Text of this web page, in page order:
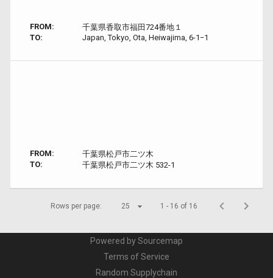
FROM:
千葉県香取市福田724番地１
TO:
Japan, Tokyo, Ota, Heiwajima, 6-1−1
FROM:
千葉県松戸市二ツ木
TO:
千葉県松戸市二ツ木 532-1
Rows per page: 25 1 - 16 of 16
Powered by Sourcemap
Terms of Service
Random Supplychain